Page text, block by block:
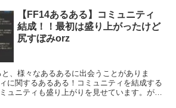
【FF14あるある】コミュニティ
結成！！最初は盛り上がったけど
尻すぼみorz
、様々なあるあるに出会うことがありま
に関するあるある！コミュニティを結成する
ュニティも盛り上がりを見せています。がし